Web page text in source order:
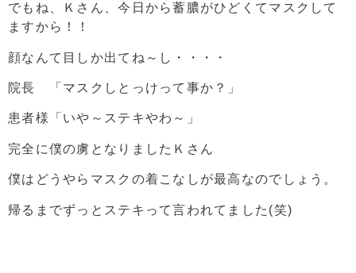
でもね、Ｋさん、今日から蓄膿がひどくてマスクして
ますから！！
顔なんて目しか出てね～し・・・・
院長 「マスクしとっけって事か？」
患者様「いや～ステキやわ～」
完全に僕の虜となりましたＫさん
僕はどうやらマスクの着こなしが最高なのでしょう。
帰るまでずっとステキって言われてました(笑)